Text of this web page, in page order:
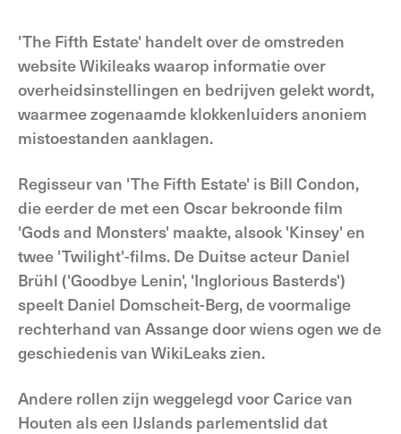
'The Fifth Estate' handelt over de omstreden
website Wikileaks waarop informatie over
overheidsinstellingen en bedrijven gelekt wordt,
waarmee zogenaamde klokkenluiders anoniem
mistoestanden aanklagen.
Regisseur van 'The Fifth Estate' is Bill Condon,
die eerder de met een Oscar bekroonde film
'Gods and Monsters' maakte, alsook 'Kinsey' en
twee 'Twilight'-films. De Duitse acteur Daniel
Brühl ('Goodbye Lenin', 'Inglorious Basterds')
speelt Daniel Domscheit-Berg, de voormalige
rechterhand van Assange door wiens ogen we de
geschiedenis van WikiLeaks zien.
Andere rollen zijn weggelegd voor Carice van
Houten als een IJslands parlementslid dat